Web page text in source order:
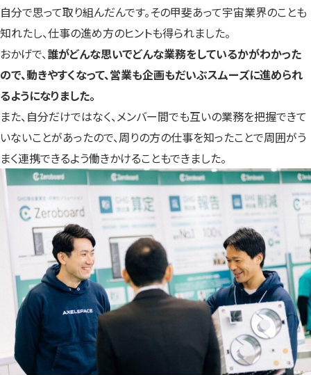
自分で思って取り組んだんです。その甲斐あって宇宙業界のことも
知れたし、仕事の進め方のヒントも得られました。
おかげで、誰がどんな思いでどんな業務をしているかがわかった
ので、動きやすくなって、営業も企画もだいぶスムーズに進められ
るようになりました。
また、自分だけではなく、メンバー間でも互いの業務を把握できて
いないことがあったので、周りの方の仕事を知ったことで周囲がう
まく連携できるよう働きかけることもできました。